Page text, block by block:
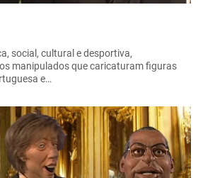
social, cultural e desportiva,
manipulados que caricaturam figuras
e…